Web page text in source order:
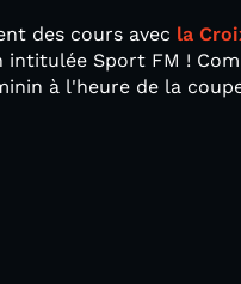
des cours avec la
intitulée Sport FM !
à l'heure de la